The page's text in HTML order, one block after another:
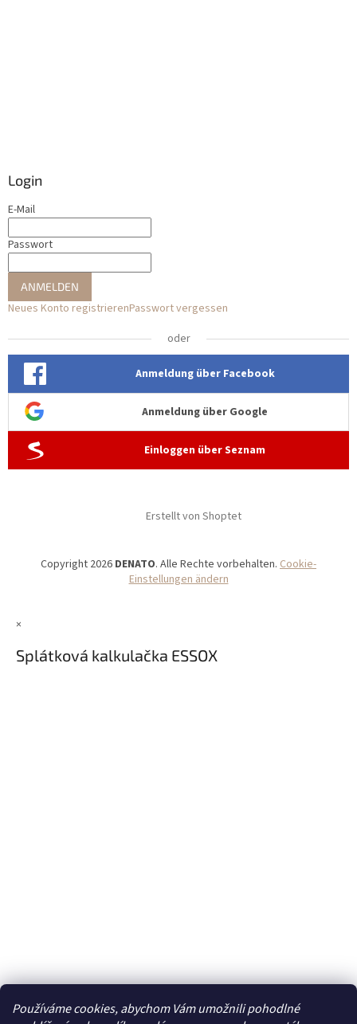
Používáme cookies, abychom Vám umožnili pohodlné
Login
E-Mail
Passwort
ANMELDEN
Neues Konto registrierenPasswort vergessen
oder
Anmeldung über Facebook
Anmeldung über Google
Einloggen über Seznam
Erstellt von Shoptet
Copyright 2026 DENATO. Alle Rechte vorbehalten. Cookie-
Einstellungen ändern
×
Splátková kalkulačka ESSOX